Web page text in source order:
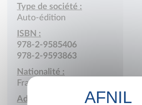
Type de société :
Auto-édition
ISBN :
978-2-9585406
978-2-9593863
Nationalité :
France
Adresse :